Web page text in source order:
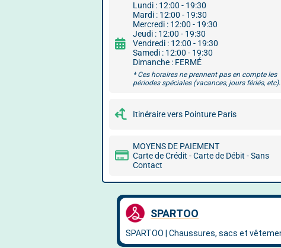
Lundi : 12:00 - 19:30
Mardi : 12:00 - 19:30
Mercredi : 12:00 - 19:30
Jeudi : 12:00 - 19:30
Vendredi : 12:00 - 19:30
Samedi : 12:00 - 19:30
Dimanche : FERMÉ
* Ces horaires ne prennent pas en compte les
périodes spéciales (vacances, jours fériés, etc).
Itinéraire vers Pointure Paris
MOYENS DE PAIEMENT
Carte de Crédit - Carte de Débit - Sans
Contact